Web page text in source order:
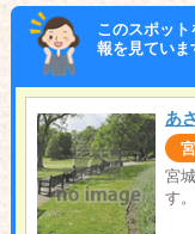
このスポッ
報を見ていま
あ
宮
す。